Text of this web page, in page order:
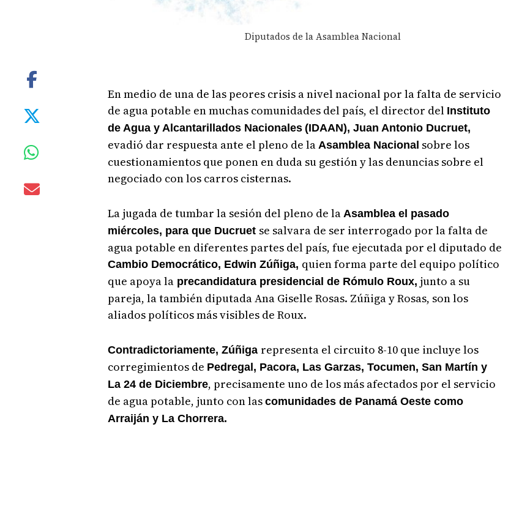
Diputados de la Asamblea Nacional
En medio de una de las peores crisis a nivel nacional por la falta de servicio
de agua potable en muchas comunidades del país, el director del Instituto
de Agua y Alcantarillados Nacionales (IDAAN), Juan Antonio Ducruet,
evadió dar respuesta ante el pleno de laAsamblea Nacional sobre los
cuestionamientos que ponen en duda su gestión y las denuncias sobre el
negociado con los carros cisternas.
La jugada de tumbar la sesión del pleno de la Asamblea el pasado
miércoles, para que Ducruet se salvara de ser interrogado por la falta de
agua potable en diferentes partes del país, fue ejecutada por el diputado de
Cambio Democrático, Edwin Zúñiga, quien forma parte del equipo político
que apoya laprecandidatura presidencial de Rómulo Roux, junto a su
pareja, la también diputada Ana Giselle Rosas. Zúñiga y Rosas, son los
aliados políticos más visibles de Roux.
Contradictoriamente, Zúñiga representa el circuito 8-10 que incluye los
corregimientos de Pedregal, Pacora, Las Garzas, Tocumen, San Martín y
La 24 de Diciembre, precisamente uno de los más afectados por el servicio
de agua potable, junto con las comunidades de Panamá Oeste como
Arraiján y La Chorrera.